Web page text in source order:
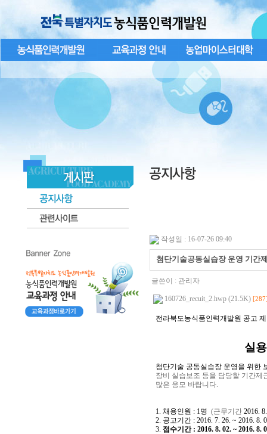
작성일 : 16-07-26 09:40
첨단기술공동실습장 운영 기간
글쓴이 : 관리자
160726_recuit_2.hwp (21.5K)
전라북도농식품인력개발원 공고 제
실
첨단기술 공동실습장 운영을 위한
장비 실습보조 등을 담당할 기간
많은 응모 바랍니다.
1. 채용인원 : 1명 (근무기간 2016.
2. 공고기간 : 2016. 7. 26. ~ 2016. 8.
3. 접수기간 : 2016. 8. 02. ~ 2016. 8.